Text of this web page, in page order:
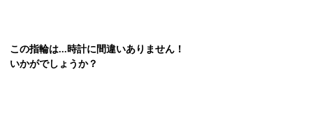
この指輪は...時計に間違いありません！
いかがでしょうか？